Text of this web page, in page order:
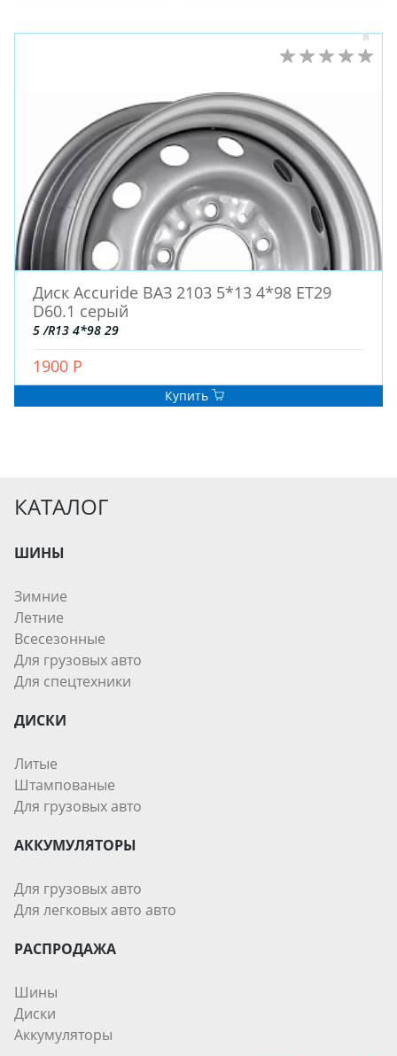
Диск Accuride ВАЗ 2103 5*13 4*98 ET29
D60.1 серый
5 /R13 4*98 29
1900 Р
Купить
КАТАЛОГ
ШИНЫ
Зимние
Летние
Всесезонные
Для грузовых авто
Для спецтехники
ДИСКИ
Литые
Штампованые
Для грузовых авто
АККУМУЛЯТОРЫ
Для грузовых авто
Для легковых авто авто
РАСПРОДАЖА
Шины
Диски
Аккумуляторы